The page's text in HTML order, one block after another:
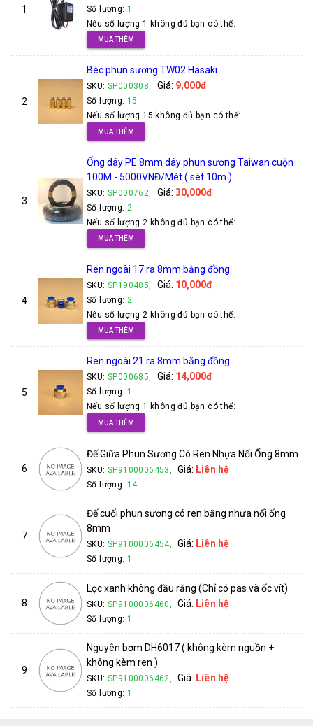
1 Số lượng: 1
Nếu số lượng 1 không đủ bạn có thể:
MUA THÊM
2
Béc phun sương TW02 Hasaki
SKU: SP000308, Giá: 9,000đ
Số lượng: 15
Nếu số lượng 15 không đủ bạn có thể:
MUA THÊM
3
Ống dây PE 8mm dây phun sương Taiwan cuộn
100M - 5000VNĐ/Mét ( sét 10m )
SKU: SP000762, Giá: 30,000đ
Số lượng: 2
Nếu số lượng 2 không đủ bạn có thể:
MUA THÊM
4
Ren ngoài 17 ra 8mm bằng đồng
SKU: SP190405, Giá: 10,000đ
Số lượng: 2
Nếu số lượng 2 không đủ bạn có thể:
MUA THÊM
5
Ren ngoài 21 ra 8mm bằng đồng
SKU: SP000685, Giá: 14,000đ
Số lượng: 1
Nếu số lượng 1 không đủ bạn có thể:
MUA THÊM
6
Đế Giữa Phun Sương Có Ren Nhựa Nối Ống 8mm
SKU: SP9100006453, Giá: Liên hệ
Số lượng: 14
7
Đế cuối phun sương có ren bằng nhựa nối ống
8mm
SKU: SP9100006454, Giá: Liên hệ
Số lượng: 1
8
Lọc xanh không đầu răng (Chỉ có pas và ốc vít)
SKU: SP9100006460, Giá: Liên hệ
Số lượng: 1
9
Nguyên bơm DH6017 ( không kèm nguồn +
không kèm ren )
SKU: SP9100006462, Giá: Liên hệ
Số lượng: 1